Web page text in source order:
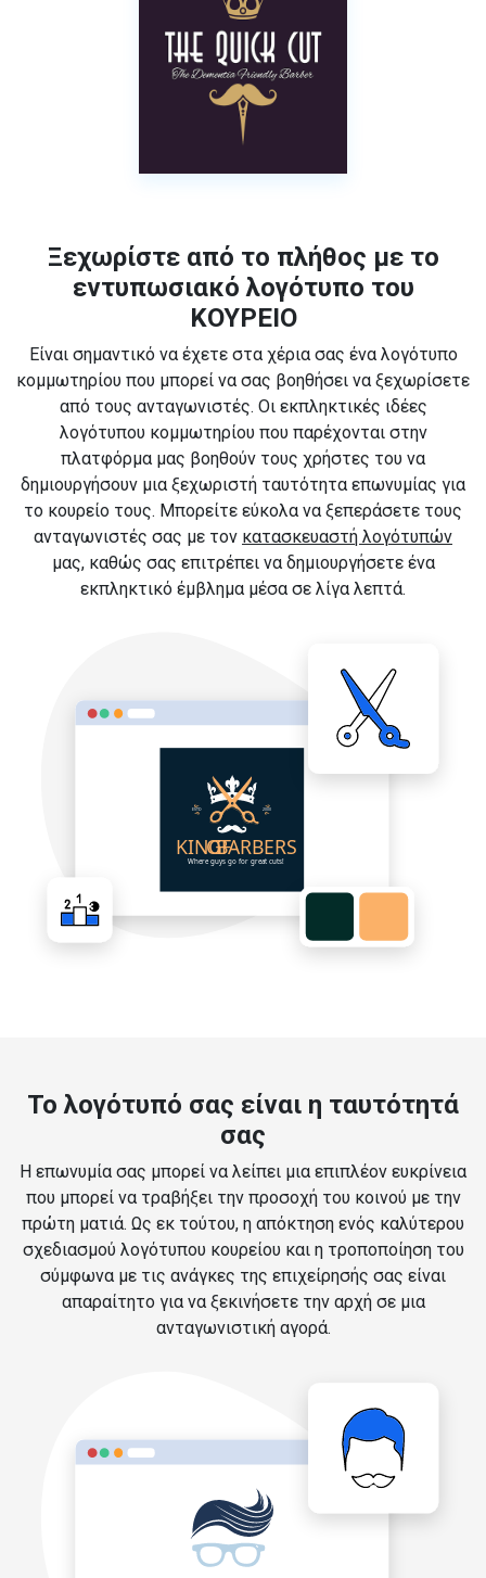
Ξεχωρίστε από το πλήθος με το
εντυπωσιακό λογότυπο του
ΚΟΥΡΕΙΟ
Είναι σημαντικό να έχετε στα χέρια σας ένα λογότυπο
κομμωτηρίου που μπορεί να σας βοηθήσει να ξεχωρίσετε
από τους ανταγωνιστές. Οι εκπληκτικές ιδέες
λογότυπου κομμωτηρίου που παρέχονται στην
πλατφόρμα μας βοηθούν τους χρήστες του να
δημιουργήσουν μια ξεχωριστή ταυτότητα επωνυμίας για
το κουρείο τους. Μπορείτε εύκολα να ξεπεράσετε τους
ανταγωνιστές σας με τον κατασκευαστή λογότυπών
μας, καθώς σας επιτρέπει να δημιουργήσετε ένα
εκπληκτικό έμβλημα μέσα σε λίγα λεπτά.
Το λογότυπό σας είναι η ταυτότητά
σας
Η επωνυμία σας μπορεί να λείπει μια επιπλέον ευκρίνεια
που μπορεί να τραβήξει την προσοχή του κοινού με την
πρώτη ματιά. Ως εκ τούτου, η απόκτηση ενός καλύτερου
σχεδιασμού λογότυπου κουρείου και η τροποποίηση του
σύμφωνα με τις ανάγκες της επιχείρησής σας είναι
απαραίτητο για να ξεκινήσετε την αρχή σε μια
ανταγωνιστική αγορά.